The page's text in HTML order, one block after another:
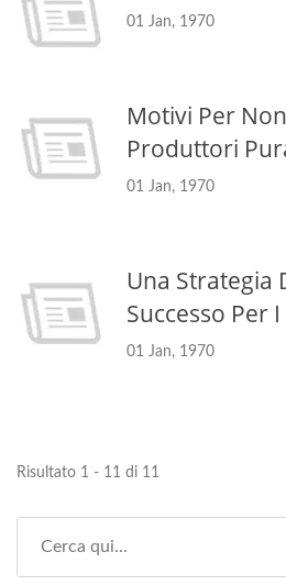
01 Jan, 1970
Motivi Per
Produttori
01 Jan, 1970
Una Strategia
Successo Per
01 Jan, 1970
Risultato 1 - 11 di 11